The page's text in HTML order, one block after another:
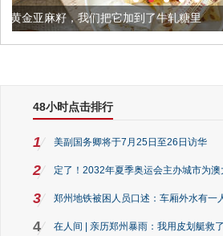
它加到了牛轧糖里 被列入佛家
48小时点击排行
1 美副国务卿将于7月25日至26日访华
2 定了！2032年夏季奥运会主办城市为
3 郑州地铁被困人员口述：车厢外水有一
4 在人间 | 亲历郑州暴雨：我用皮划艇救